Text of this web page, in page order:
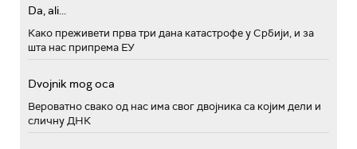
Da, ali...
Како преживети прва три дана катастрофе у Србији, и за
шта нас припрема ЕУ
Dvojnik mog oca
Вероватно свако од нас има свог двојника са којим дели и
сличну ДНК